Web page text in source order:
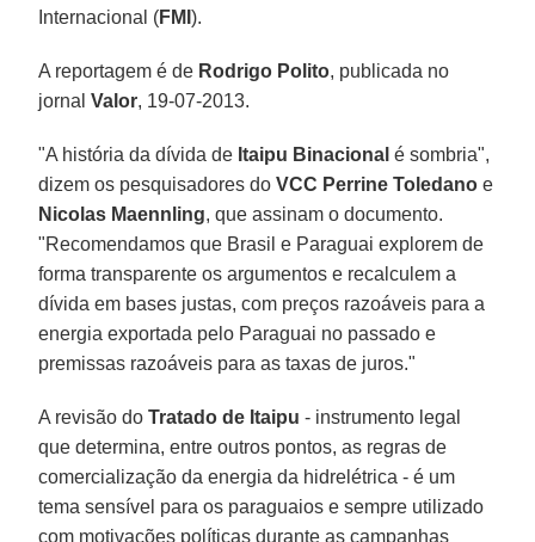
Internacional (FMI).
A reportagem é de Rodrigo Polito, publicada no
jornalValor, 19-07-2013.
"A história da dívida de Itaipu Binacional é sombria",
dizem os pesquisadores doVCC Perrine Toledano e
Nicolas Maennling, que assinam o documento.
"Recomendamos que Brasil e Paraguai explorem de
forma transparente os argumentos e recalculem a
dívida em bases justas, com preços razoáveis para a
energia exportada pelo Paraguai no passado e
premissas razoáveis para as taxas de juros."
A revisão doTratado de Itaipu - instrumento legal
que determina, entre outros pontos, as regras de
comercialização da energia da hidrelétrica - é um
tema sensível para os paraguaios e sempre utilizado
com motivações políticas durante as campanhas